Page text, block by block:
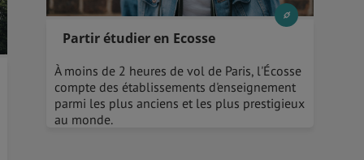
Partir étudier en Ecosse
À moins de 2 heures de vol de Paris, l'Écosse
compte des établissements d'enseignement
parmi les plus anciens et les plus prestigieux
au monde.